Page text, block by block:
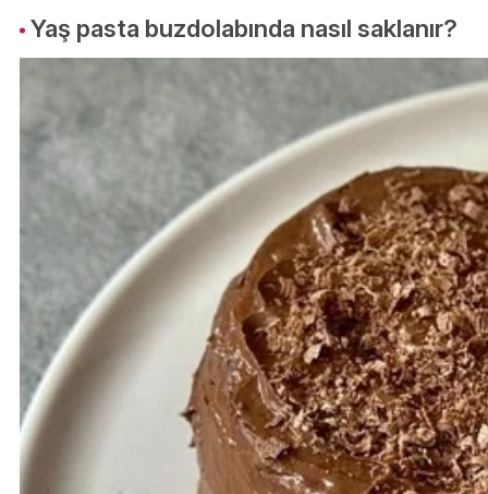
Yaş pasta buzdolabında nasıl saklanır?